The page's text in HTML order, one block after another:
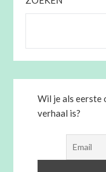
Wil je als eerste
verhaal is?